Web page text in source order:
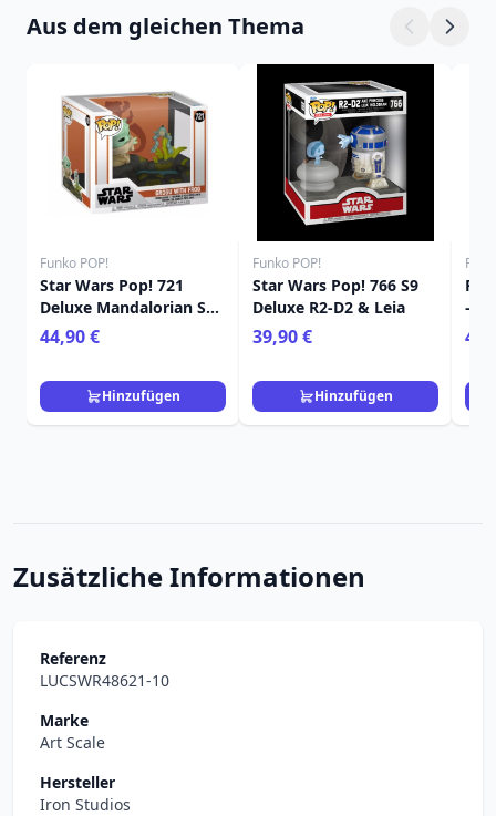
Aus dem gleichen Thema
Funko POP!
Star Wars Pop! 721
Deluxe Mandalorian S10
Din Grogu Frosch
44,90 €
Hinzufügen
Funko POP!
Star Wars Pop! 766 S9
Deluxe R2-D2 & Leia
39,90 €
Hinzufügen
–
Zusätzliche Informationen
Referenz
LUCSWR48621-10
Marke
Art Scale
Hersteller
Iron Studios